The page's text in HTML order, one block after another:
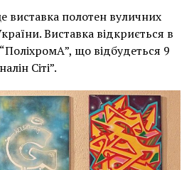
виставка полотен вуличних
Виставка відкриється в
що відбудеться 9
Сіті”.